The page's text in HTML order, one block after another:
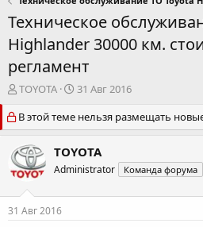
Техническое
Highlander 30000 км.
регламент
А
т
о
р
т
е
TOYOTA
Д
т
а
н
а
ч
31 Авг 2016
В этой теме нельзя размещать
TOYOTA
Administrator Команда форума
31 Авг 2016